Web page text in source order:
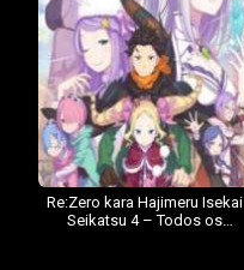
Re:Zero kara Hajimeru Isekai
Seikatsu 4 – Todos os